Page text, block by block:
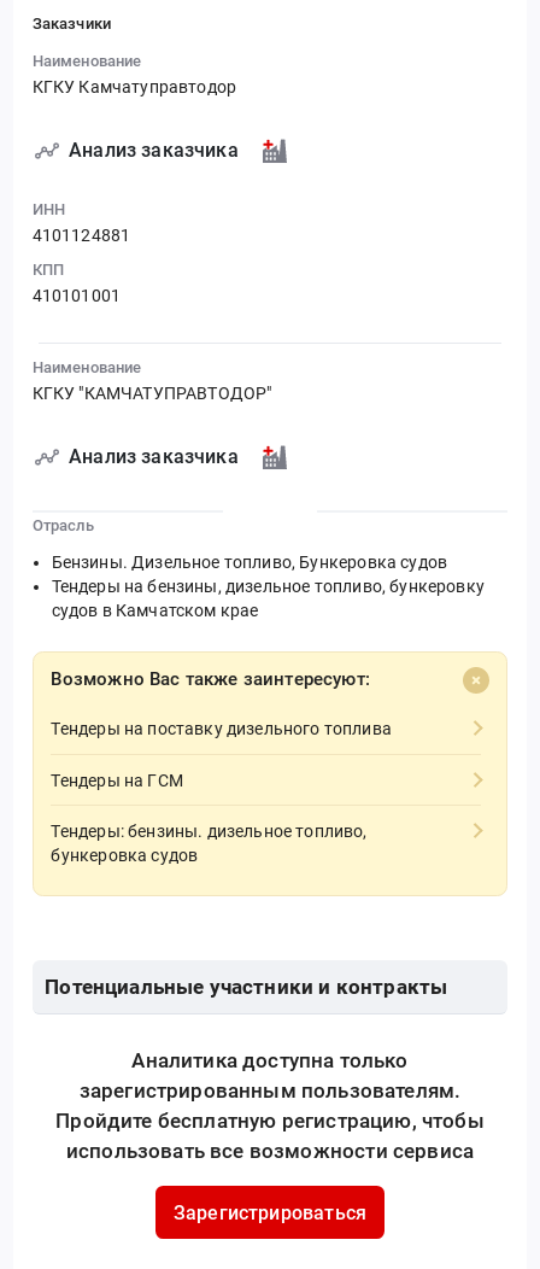
Заказчики
Наименование
КГКУ Камчатуправтодор
Анализ заказчика
ИНН
4101124881
КПП
410101001
Наименование
КГКУ "КАМЧАТУПРАВТОДОР"
Анализ заказчика
Отрасль
Бензины. Дизельное топливо, Бункеровка судов
Тендеры на бензины, дизельное топливо, бункеровку
судов в Камчатском крае
Возможно Вас также заинтересуют:
Тендеры на поставку дизельного топлива
Тендеры на ГСМ
Тендеры: бензины. дизельное топливо,
бункеровка судов
Потенциальные участники и контракты
Аналитика доступна только
зарегистрированным пользователям.
Пройдите бесплатную регистрацию, чтобы
использовать все возможности сервиса
Зарегистрироваться